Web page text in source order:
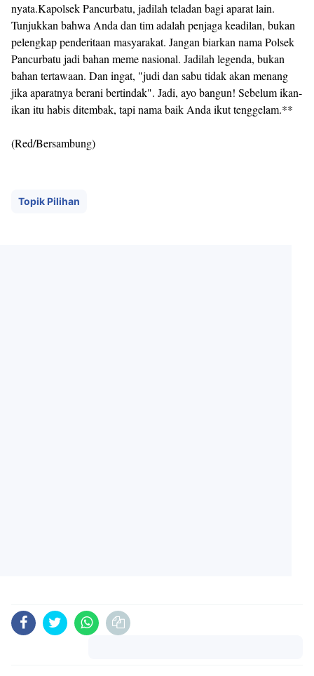
nyata.Kapolsek Pancurbatu, jadilah teladan bagi aparat lain.
Tunjukkan bahwa Anda dan tim adalah penjaga keadilan, bukan
pelengkap penderitaan masyarakat. Jangan biarkan nama Polsek
Pancurbatu jadi bahan meme nasional. Jadilah legenda, bukan
bahan tertawaan. Dan ingat, "judi dan sabu tidak akan menang
jika aparatnya berani bertindak". Jadi, ayo bangun! Sebelum ikan-
ikan itu habis ditembak, tapi nama baik Anda ikut tenggelam.**
(Red/Bersambung)
Topik Pilihan